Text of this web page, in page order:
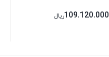
109.120.000ریال